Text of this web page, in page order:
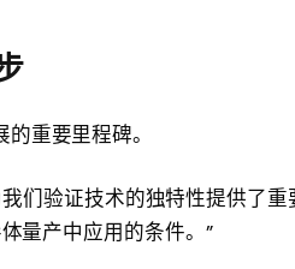
重要里程碑。
们验证技术的独特性提供了
量产中应用的条件。”